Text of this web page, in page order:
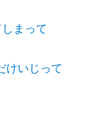
索
を
け
まって
いじって